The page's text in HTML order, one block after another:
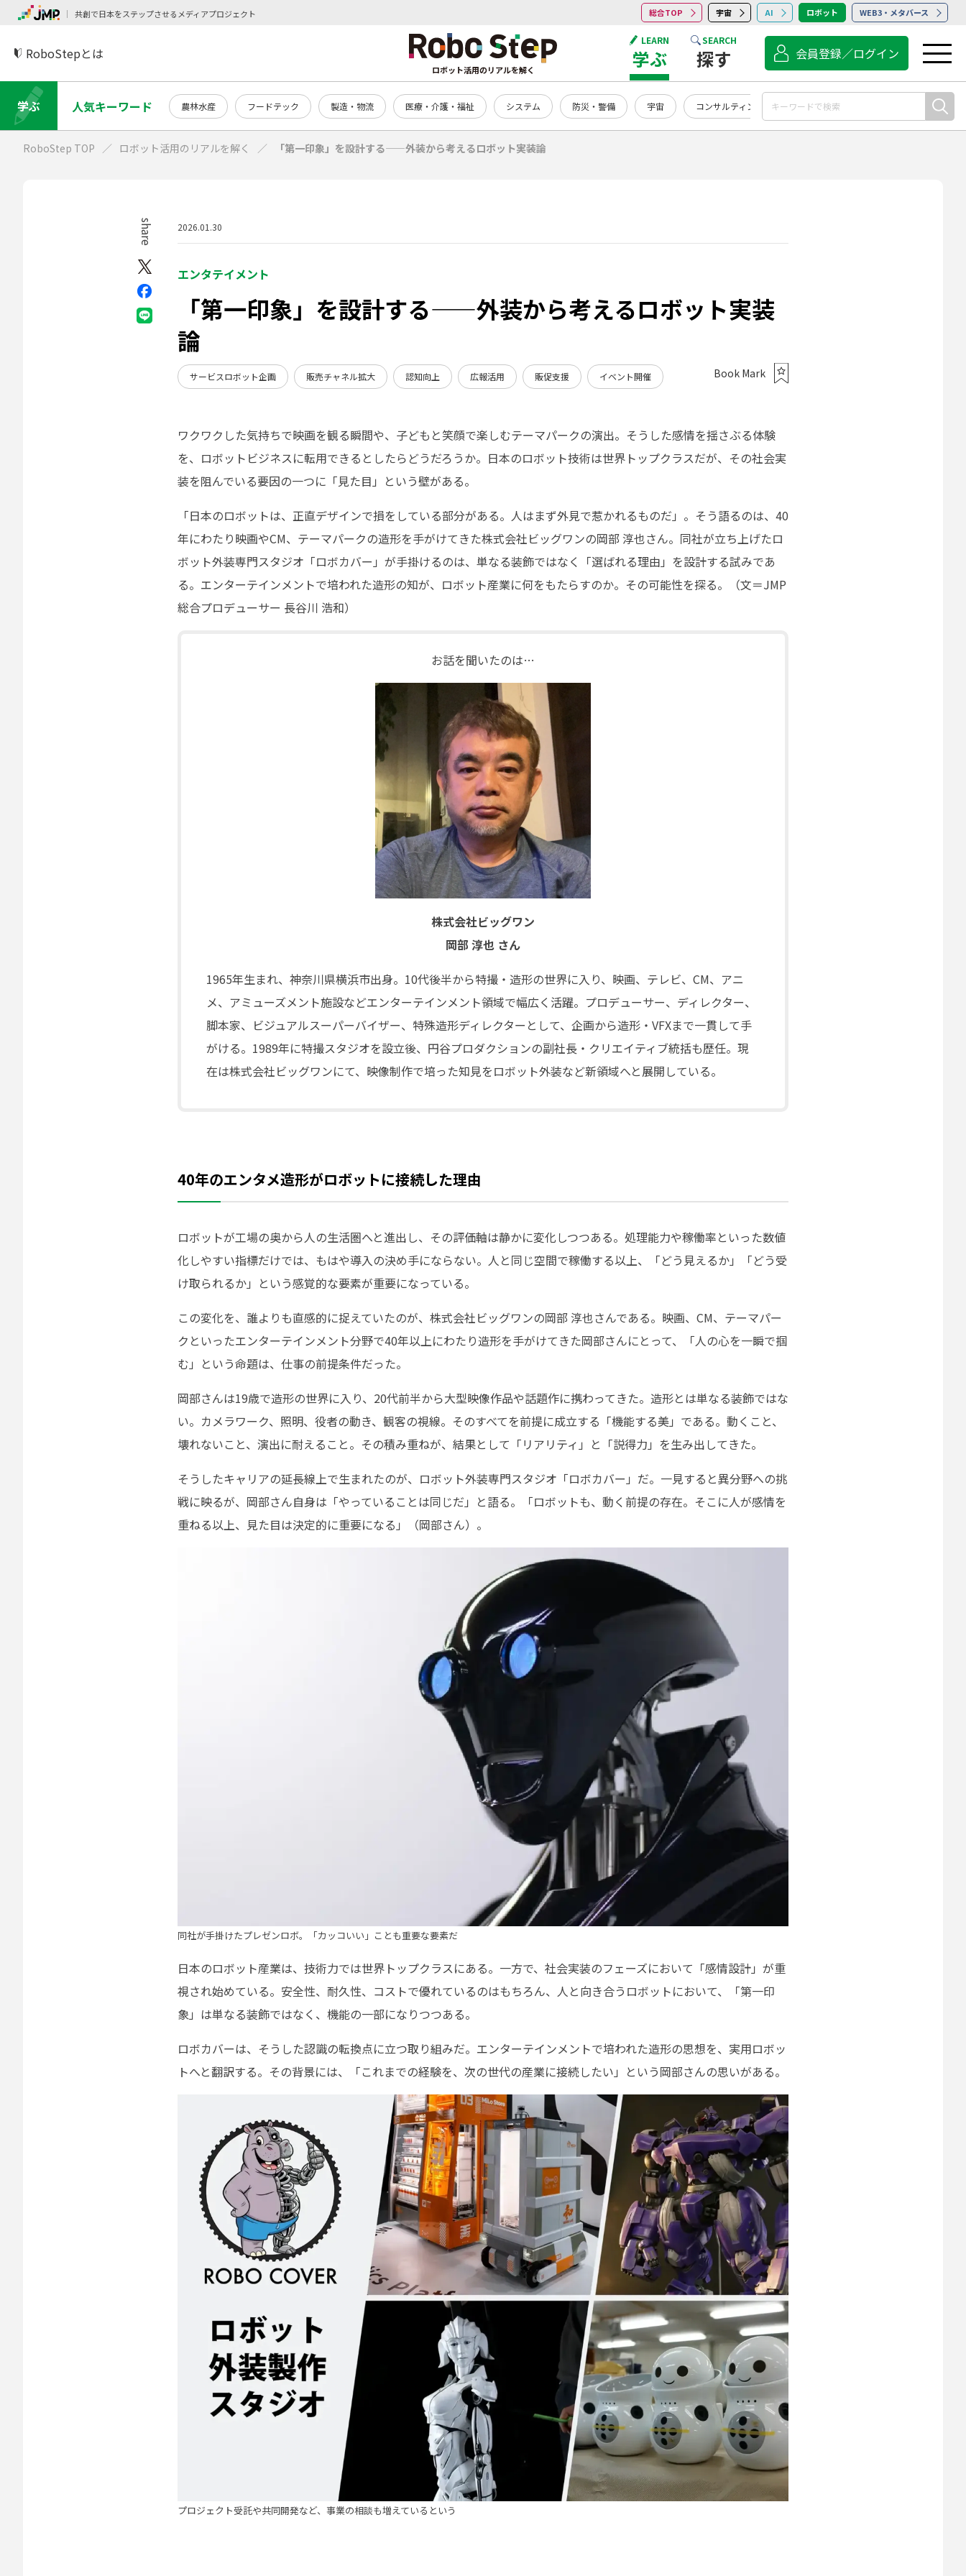
共創で日本をステップさせるメディアプロジェクト 総合TOP 宇宙 AI ロボット WEB3・メタバース
ロボット活用のリアルを解く
RoboStepとは
LEARN
学ぶ
SEARCH
探す 会員登録／ログイン
学ぶ 人気キーワード 農林水産 フードテック 製造・物流 医療・介護・福祉 システム 防災・警備 宇宙 コンサルティング 点検・保守・清掃
RoboStep TOP ロボット活用のリアルを解く 「第一印象」を設計する——外装から考えるロボット実装論
2026.01.30
エンタテイメント
「第一印象」を設計する——外装から考えるロボット実装
論
サービスロボット企画 販売チャネル拡大 認知向上 広報活用 販促支援 イベント開催 Book Mark
ワクワクした気持ちで映画を観る瞬間や、子どもと笑顔で楽しむテーマパークの演出。そうした感情を揺さぶる体験
を、ロボットビジネスに転用できるとしたらどうだろうか。日本のロボット技術は世界トップクラスだが、その社会実
装を阻んでいる要因の一つに「見た目」という壁がある。
「日本のロボットは、正直デザインで損をしている部分がある。人はまず外見で惹かれるものだ」。そう語るのは、40
年にわたり映画やCM、テーマパークの造形を手がけてきた株式会社ビッグワンの岡部 淳也さん。同社が立ち上げたロ
ボット外装専門スタジオ「ロボカバー」が手掛けるのは、単なる装飾ではなく「選ばれる理由」を設計する試みであ
る。エンターテインメントで培われた造形の知が、ロボット産業に何をもたらすのか。その可能性を探る。（文＝JMP
総合プロデューサー 長谷川 浩和）
お話を聞いたのは…
株式会社ビッグワン
岡部 淳也 さん
1965年生まれ、神奈川県横浜市出身。10代後半から特撮・造形の世界に入り、映画、テレビ、CM、アニ
メ、アミューズメント施設などエンターテインメント領域で幅広く活躍。プロデューサー、ディレクター、
脚本家、ビジュアルスーパーバイザー、特殊造形ディレクターとして、企画から造形・VFXまで一貫して手
がける。1989年に特撮スタジオを設立後、円谷プロダクションの副社長・クリエイティブ統括も歴任。現
在は株式会社ビッグワンにて、映像制作で培った知見をロボット外装など新領域へと展開している。
40年のエンタメ造形がロボットに接続した理由
ロボットが工場の奥から人の生活圏へと進出し、その評価軸は静かに変化しつつある。処理能力や稼働率といった数値
化しやすい指標だけでは、もはや導入の決め手にならない。人と同じ空間で稼働する以上、「どう見えるか」「どう受
け取られるか」という感覚的な要素が重要になっている。
この変化を、誰よりも直感的に捉えていたのが、株式会社ビッグワンの岡部 淳也さんである。映画、CM、テーマパー
クといったエンターテインメント分野で40年以上にわたり造形を手がけてきた岡部さんにとって、「人の心を一瞬で掴
む」という命題は、仕事の前提条件だった。
岡部さんは19歳で造形の世界に入り、20代前半から大型映像作品や話題作に携わってきた。造形とは単なる装飾ではな
い。カメラワーク、照明、役者の動き、観客の視線。そのすべてを前提に成立する「機能する美」である。動くこと、
壊れないこと、演出に耐えること。その積み重ねが、結果として「リアリティ」と「説得力」を生み出してきた。
そうしたキャリアの延長線上で生まれたのが、ロボット外装専門スタジオ「ロボカバー」だ。一見すると異分野への挑
戦に映るが、岡部さん自身は「やっていることは同じだ」と語る。「ロボットも、動く前提の存在。そこに人が感情を
重ねる以上、見た目は決定的に重要になる」（岡部さん）。
同社が手掛けたプレゼンロボ。「カッコいい」ことも重要な要素だ
日本のロボット産業は、技術力では世界トップクラスにある。一方で、社会実装のフェーズにおいて「感情設計」が重
視され始めている。安全性、耐久性、コストで優れているのはもちろん、人と向き合うロボットにおいて、「第一印
象」は単なる装飾ではなく、機能の一部になりつつある。
ロボカバーは、そうした認識の転換点に立つ取り組みだ。エンターテインメントで培われた造形の思想を、実用ロボッ
トへと翻訳する。その背景には、「これまでの経験を、次の世代の産業に接続したい」という岡部さんの思いがある。
プロジェクト受託や共同開発など、事業の相談も増えているという
share